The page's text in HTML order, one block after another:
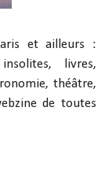
et ailleurs :
livres,
théâtre,
de toutes